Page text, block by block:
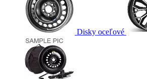
Disky oceľové